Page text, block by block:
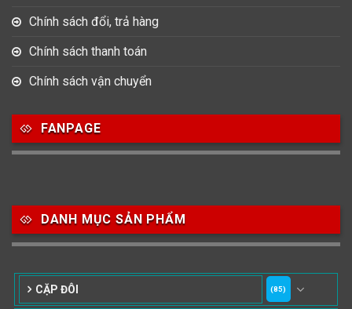
Chính sách đổi, trả hàng
Chính sách thanh toán
Chính sách vận chuyển
FANPAGE
DANH MỤC SẢN PHẨM
CẶP ĐÔI (85)